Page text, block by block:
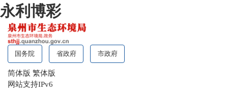
永利博彩
国务院 省政府 市政府
简体版 繁体版
网站支持IPv6